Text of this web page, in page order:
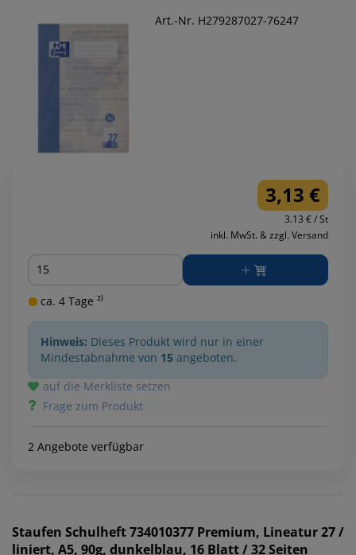
Art.-Nr. H279287027-76247
3,13 €
3.13 € / St
inkl. MwSt. & zzgl. Versand
Menge
ca. 4 Tage ²⁾
Hinweis: Dieses Produkt wird nur in einer
Mindestabnahme von 15 angeboten.
auf die Merkliste setzen
Frage zum Produkt
2 Angebote verfügbar
Staufen Schulheft 734010377 Premium, Lineatur 27 /
liniert, A5, 90g, dunkelblau, 16 Blatt / 32 Seiten